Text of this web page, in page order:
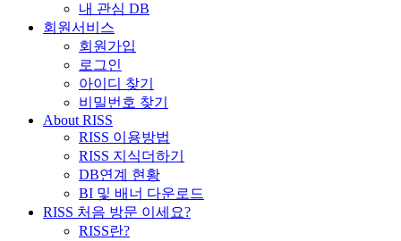
내 관심 DB
회원서비스
회원가입
로그인
아이디 찾기
비밀번호 찾기
About RISS
RISS 이용방법
RISS 지식더하기
DB연계 현황
BI 및 배너 다운로드
RISS 처음 방문 이세요?
RISS란?